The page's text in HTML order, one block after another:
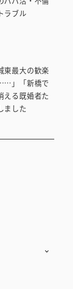
ラブル
東最大の歓楽
」「新橋で
える既婚者た
した